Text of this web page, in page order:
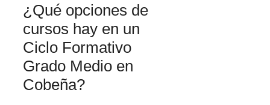
¿Qué opciones de
cursos hay en un
Ciclo Formativo
Grado Medio en
Cobeña?